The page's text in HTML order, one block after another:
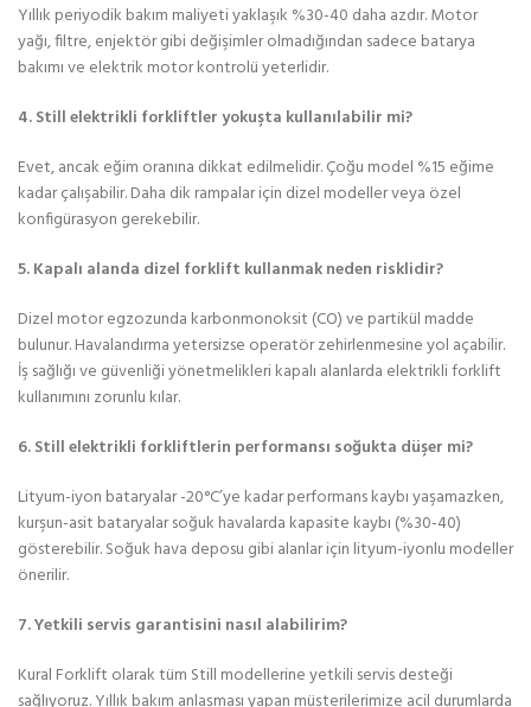
Yıllık periyodik bakım maliyeti yaklaşık %30-40 daha azdır. Motor
yağı, filtre, enjektör gibi değişimler olmadığından sadece batarya
bakımı ve elektrik motor kontrolü yeterlidir.
4. Still elektrikli forkliftler yokuşta kullanılabilir mi?
Evet, ancak eğim oranına dikkat edilmelidir. Çoğu model %15 eğime
kadar çalışabilir. Daha dik rampalar için dizel modeller veya özel
konfigürasyon gerekebilir.
5. Kapalı alanda dizel forklift kullanmak neden risklidir?
Dizel motor egzozunda karbonmonoksit (CO) ve partikül madde
bulunur. Havalandırma yetersizse operatör zehirlenmesine yol açabilir.
İş sağlığı ve güvenliği yönetmelikleri kapalı alanlarda elektrikli forklift
kullanımını zorunlu kılar.
6. Still elektrikli forkliftlerin performansı soğukta düşer mi?
Lityum-iyon bataryalar -20°C’ye kadar performans kaybı yaşamazken,
kurşun-asit bataryalar soğuk havalarda kapasite kaybı (%30-40)
gösterebilir. Soğuk hava deposu gibi alanlar için lityum-iyonlu modeller
önerilir.
7. Yetkili servis garantisini nasıl alabilirim?
Kural Forklift olarak tüm Still modellerine yetkili servis desteği
sağlıyoruz. Yıllık bakım anlaşması yapan müşterilerimize acil durumlarda